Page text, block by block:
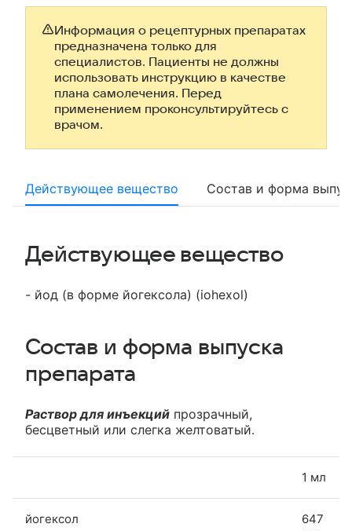
Информация о рецептурных препаратах
предназначена только для
специалистов. Пациенты не должны
использовать инструкцию в качестве
плана самолечения. Перед
применением проконсультируйтесь с
врачом.
Действующее вещество Состав и форма
Действующее вещество
- йод (в форме йогексола) (iohexol)
Состав и форма выпуска
препарата
Раствор для инъекций прозрачный,
бесцветный или слегка желтоватый.
1 мл
йогексол
647